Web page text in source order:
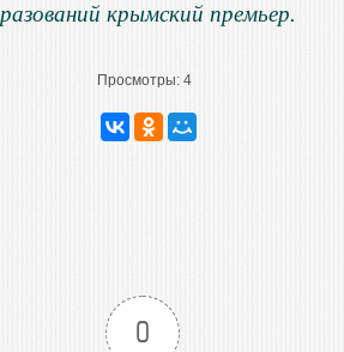
крымский премьер.
Просмотры: 4
0